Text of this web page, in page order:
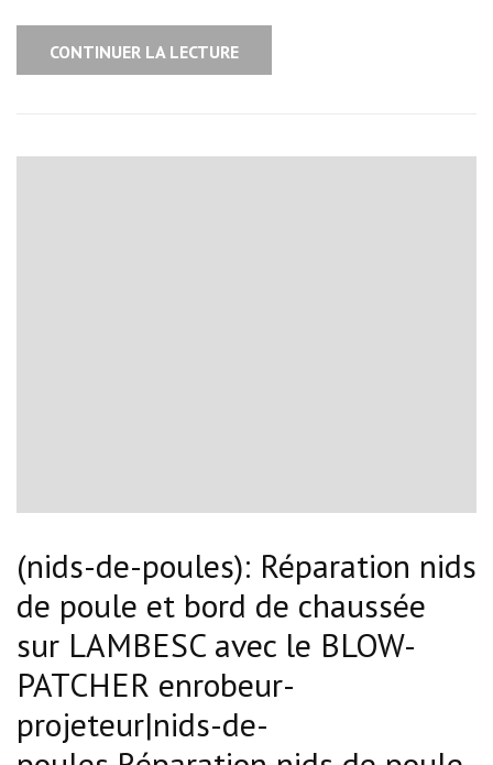
CONTINUER LA LECTURE
(nids-de-poules): Réparation nids
de poule et bord de chaussée
sur LAMBESC avec le BLOW-
PATCHER enrobeur-
projeteur|nids-de-